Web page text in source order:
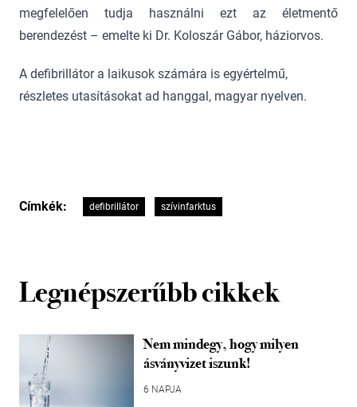
megfelelően tudja használni ezt az életmentő
berendezést – emelte ki Dr. Koloszár Gábor, háziorvos.
A defibrillátor a laikusok számára is egyértelmű,
részletes utasításokat ad hanggal, magyar nyelven.
Címkék: defibrillátor szívinfarktus
Legnépszerűbb cikkek
Nem mindegy, hogy milyen
ásványvizet iszunk!
6 NAPJA